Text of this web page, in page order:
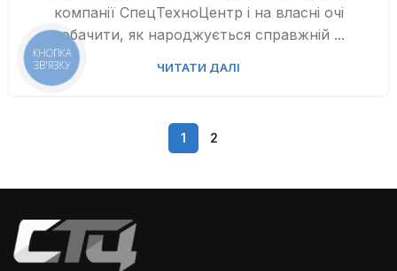
компанії СпецТехноЦентр і на власні очі
побачити, як народжується справжній ...
ЧИТАТИ ДАЛІ
1 2
КНОПКА
ЗВ'ЯЗКУ